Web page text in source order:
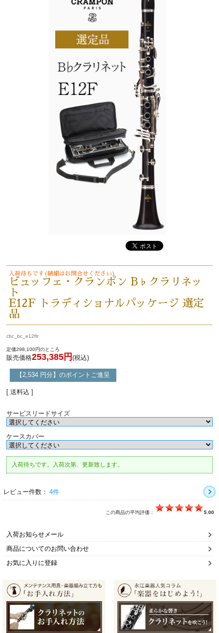
入荷待ちです(納期はお問合せください)
ビュッフェ・クランポン B♭クラリネッ
ト
E12F トラディショナルパッケージ 選定
品
cbc_bc_e12ftr
定価298,100円のところ
販売価格253,385円 (税込)
【2,534 円分】のポイントご進呈
[ 送料込 ]
サービスリードサイズ
ケースカバー
入荷待ちです。入荷次第、更新致します。
レビュー件数： 4件
この商品の平均評価： 5.00
入荷お知らせメール
商品についてのお問い合わせ
お気に入りに登録